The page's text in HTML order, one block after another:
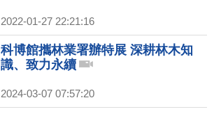
2022-01-27 22:21:16
科博館攜林業署辦特展 深耕林木知
識、致力永續
2024-03-07 07:57:20